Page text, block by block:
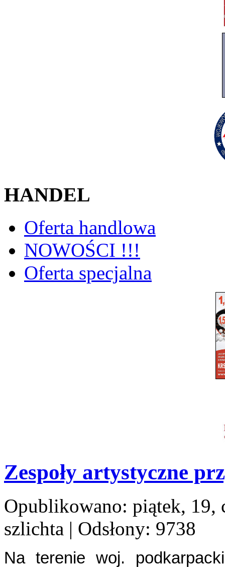
HANDEL
Oferta handlowa
NOWOŚCI !!!
Oferta specjalna
Zespoły artystyczne
Opublikowano: piątek, 19,
szlichta | Odsłony: 9738
Na terenie woj.